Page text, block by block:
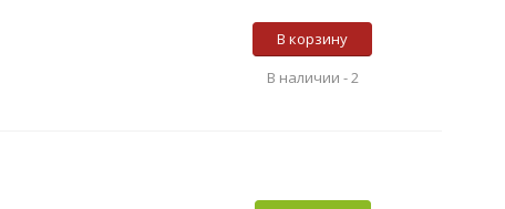
В корзину
В наличии -2